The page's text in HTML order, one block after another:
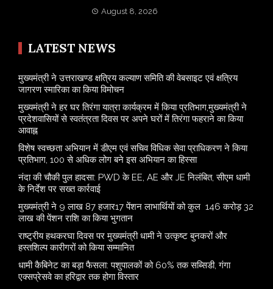
August 8, 2026
LATEST NEWS
मुख्यमंत्री ने उत्तराखण्ड क्षत्रिय कल्याण समिति की वेबसाइट एवं क्षत्रिय
जागरण स्मारिका का किया विमोचन
मुख्यमंत्री ने हर घर तिरंगा यात्रा कार्यक्रम में किया प्रतिभाग,मुख्यमंत्री ने
प्रदेशवासियों से स्वतंत्रता दिवस पर अपने घरों में तिरंगा फहराने का किया
आवाह्न
विशेष स्वच्छता अभियान में डीएम एवं सचिव विधिक सेवा प्राधिकरण ने किया
प्रतिभाग, 100 से अधिक लोग बने इस अभियान का हिस्सा
नंदा की चौकी पुल हादसा: PWD के EE, AE और JE निलंबित, सीएम धामी
के निर्देश पर सख्त कार्रवाई
मुख्यमंत्री ने 9 लाख 87 हजार17 पेंशन लाभार्थियों को कुल 146 करोड़ 32
लाख की पेंशन राशि का किया भुगतान
राष्ट्रीय हथकरघा दिवस पर मुख्यमंत्री धामी ने उत्कृष्ट बुनकरों और
हस्तशिल्प कारीगरों को किया सम्मानित
​धामी कैबिनेट का बड़ा फैसला: पशुपालकों को 60% तक सब्सिडी, गंगा
एक्सप्रेसवे का हरिद्वार तक होगा विस्तार